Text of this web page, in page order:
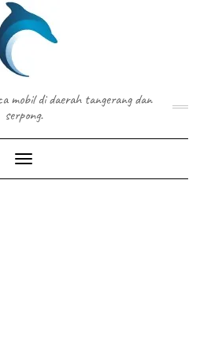
mobil di daerah tangerang dan
serpong.
Toggle Navigation